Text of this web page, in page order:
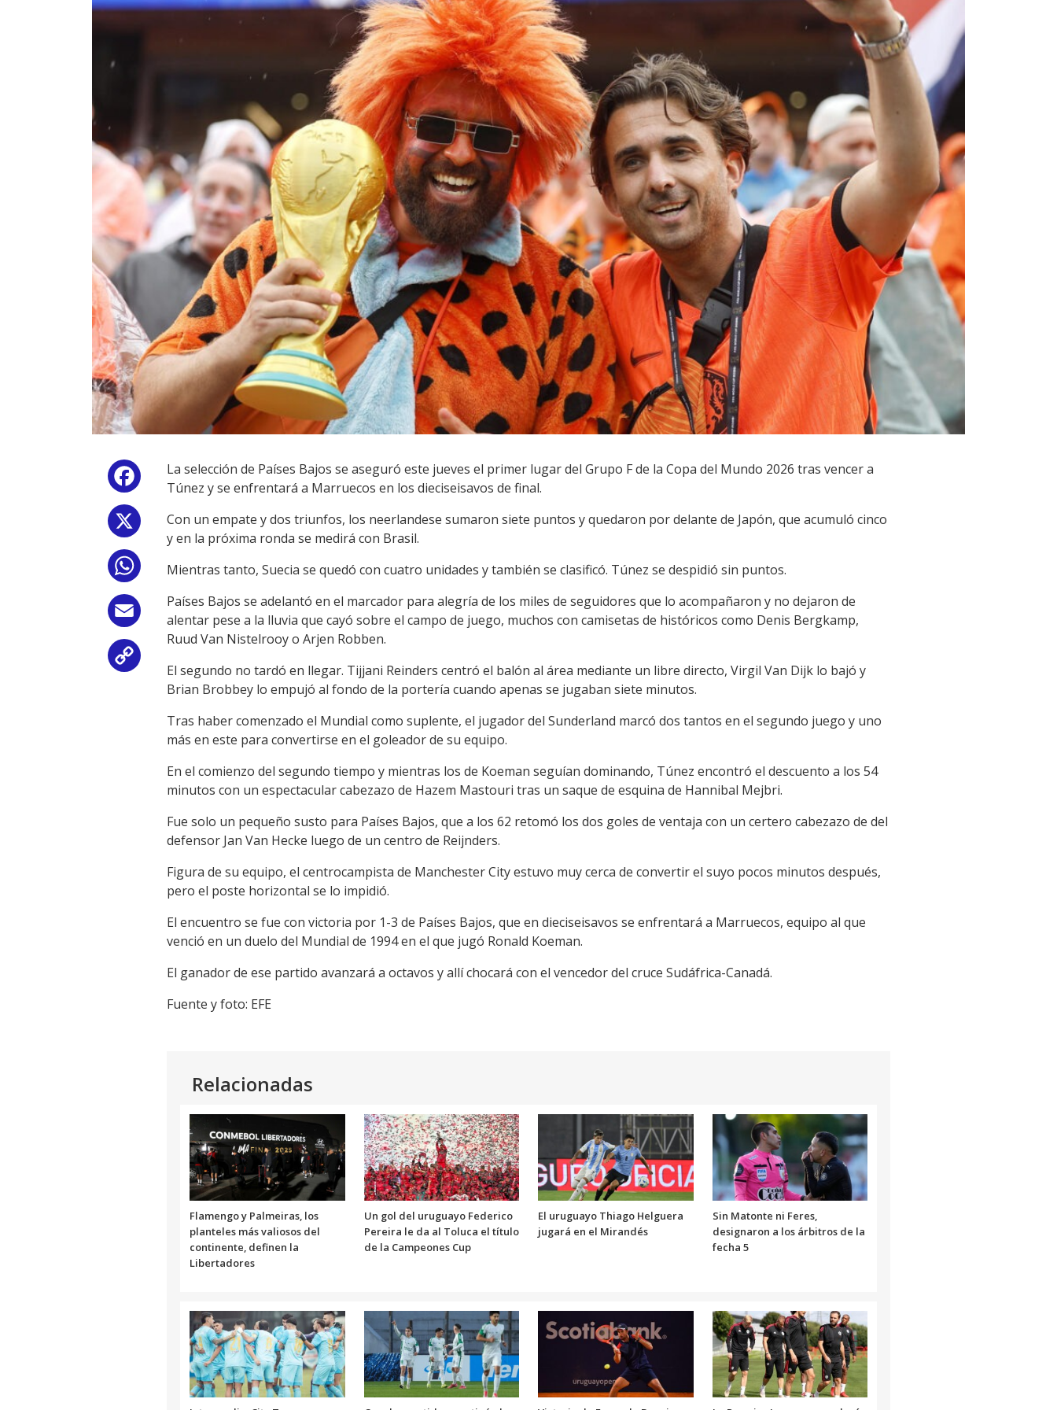
Facebook
WhatsApp
Email
Link
La selección de Países Bajos se aseguró este jueves el primer lugar del Grupo F de la Copa del Mundo 2026 tras vencer a
Túnez y se enfrentará a Marruecos en los dieciseisavos de final.
Con un empate y dos triunfos, los neerlandese sumaron siete puntos y quedaron por delante de Japón, que acumuló cinco
y en la próxima ronda se medirá con Brasil.
Mientras tanto, Suecia se quedó con cuatro unidades y también se clasificó. Túnez se despidió sin puntos.
Países Bajos se adelantó en el marcador para alegría de los miles de seguidores que lo acompañaron y no dejaron de
alentar pese a la lluvia que cayó sobre el campo de juego, muchos con camisetas de históricos como Denis Bergkamp,
Ruud Van Nistelrooy o Arjen Robben.
El segundo no tardó en llegar. Tijjani Reinders centró el balón al área mediante un libre directo, Virgil Van Dijk lo bajó y
Brian Brobbey lo empujó al fondo de la portería cuando apenas se jugaban siete minutos.
Tras haber comenzado el Mundial como suplente, el jugador del Sunderland marcó dos tantos en el segundo juego y uno
más en este para convertirse en el goleador de su equipo.
En el comienzo del segundo tiempo y mientras los de Koeman seguían dominando, Túnez encontró el descuento a los 54
minutos con un espectacular cabezazo de Hazem Mastouri tras un saque de esquina de Hannibal Mejbri.
Fue solo un pequeño susto para Países Bajos, que a los 62 retomó los dos goles de ventaja con un certero cabezazo de del
defensor Jan Van Hecke luego de un centro de Reijnders.
Figura de su equipo, el centrocampista de Manchester City estuvo muy cerca de convertir el suyo pocos minutos después,
pero el poste horizontal se lo impidió.
El encuentro se fue con victoria por 1-3 de Países Bajos, que en dieciseisavos se enfrentará a Marruecos, equipo al que
venció en un duelo del Mundial de 1994 en el que jugó Ronald Koeman.
El ganador de ese partido avanzará a octavos y allí chocará con el vencedor del cruce Sudáfrica-Canadá.
Fuente y foto: EFE
Relacionadas
Flamengo y Palmeiras, los
planteles más valiosos del
continente, definen la
Libertadores
Un gol del uruguayo Federico
Pereira le da al Toluca el título
de la Campeones Cup
El uruguayo Thiago Helguera
jugará en el Mirandés
Sin Matonte ni Feres,
designaron a los árbitros de la
fecha 5